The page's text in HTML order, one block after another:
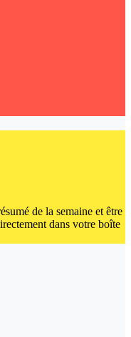
de la semaine et être
dans votre boîte